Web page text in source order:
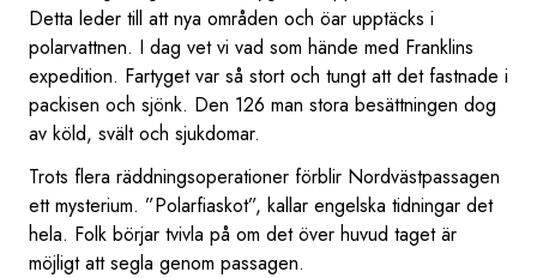
Detta leder till att nya områden och öar upptäcks i
polarvattnen. I dag vet vi vad som hände med Franklins
expedition. Fartyget var så stort och tungt att det fastnade i
packisen och sjönk. Den 126 man stora besättningen dog
av köld, svält och sjukdomar.
Trots flera räddningsoperationer förblir Nordvästpassagen
ett mysterium. ”Polarfiaskot”, kallar engelska tidningar det
hela. Folk börjar tvivla på om det över huvud taget är
möjligt att segla genom passagen.